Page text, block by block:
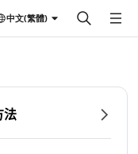
中文(繁體)
法